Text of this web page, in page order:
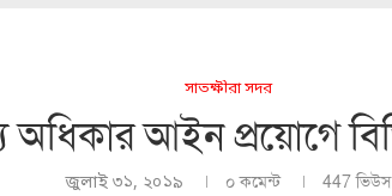
সাতক্ষীরা সদর
অধিকার আইন প্রয়োগে
জুলাই ৩১, ২০১৯ ০ কমেন্ট 447ভিউস